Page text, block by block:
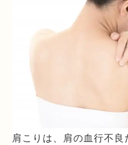
肩こりは、肩の血行不良